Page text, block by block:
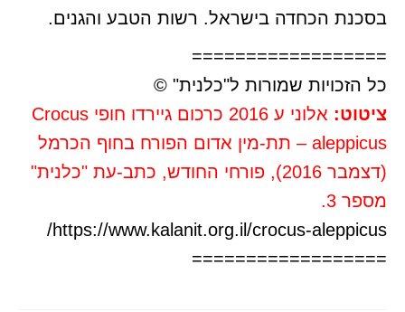
בסכנת הכחדה בישראל. רשות הטבע והגנים.
==================
כל הזכויות שמורות ל"כלנית" ©
ציטוט:
אלוני ע 2016 כרכום גיירדו חופי Crocus
aleppicus – תת-מין אדום הפורח בחוף הכרמל
(דצמבר 2016), פורחי החודש, כתב-עת "כלנית"
מספר 3.
https://www.kalanit.org.il/crocus-aleppicus/
==================